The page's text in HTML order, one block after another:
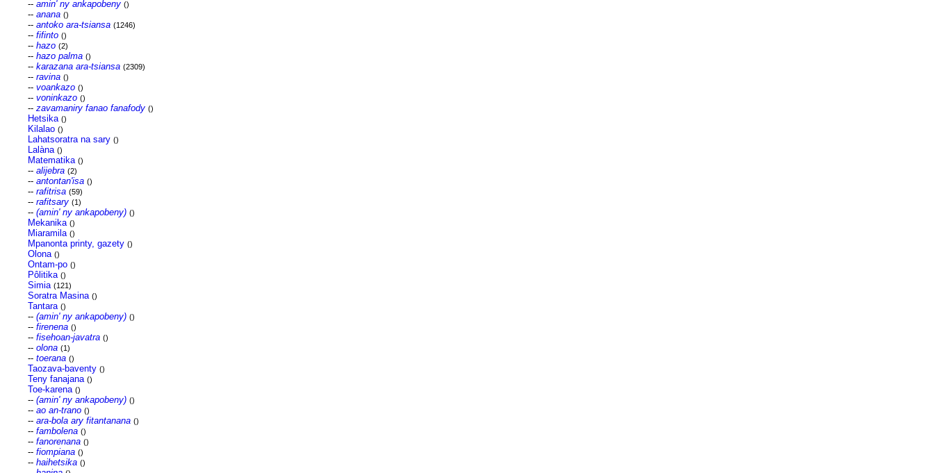
-- amin' ny ankapobeny ()
-- anana ()
-- antoko ara-tsiansa (1246)
-- fifinto ()
-- hazo (2)
-- hazo palma ()
-- karazana ara-tsiansa (2309)
-- ravina ()
-- voankazo ()
-- voninkazo ()
-- zavamaniry fanao fanafody ()
Hetsika ()
Kilalao ()
Lahatsoratra na sary ()
Lalàna ()
Matematika ()
-- alijebra (2)
-- antontan'isa ()
-- rafitrisa (59)
-- rafitsary (1)
-- (amin' ny ankapobeny) ()
Mekanika ()
Miaramila ()
Mpanonta printy, gazety ()
Olona ()
Ontam-po ()
Pôlitika ()
Simia (121)
Soratra Masina ()
Tantara ()
-- (amin' ny ankapobeny) ()
-- firenena ()
-- fisehoan-javatra ()
-- olona (1)
-- toerana ()
Taozava-baventy ()
Teny fanajana ()
Toe-karena ()
-- (amin' ny ankapobeny) ()
-- ao an-trano ()
-- ara-bola ary fitantanana ()
-- fambolena ()
-- fanorenana ()
-- fiompiana ()
-- haihetsika ()